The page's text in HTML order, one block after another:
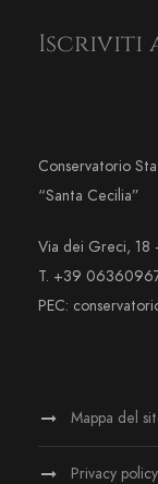
Iscriviti
Conservatorio
“Santa Cecilia”
Via dei Greci, 18
T. +39
PEC:
Mappa del
Privacy policy